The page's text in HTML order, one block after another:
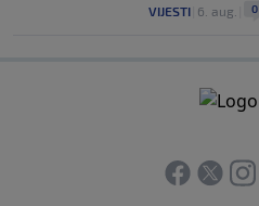
VIJESTI 6. aug. 0